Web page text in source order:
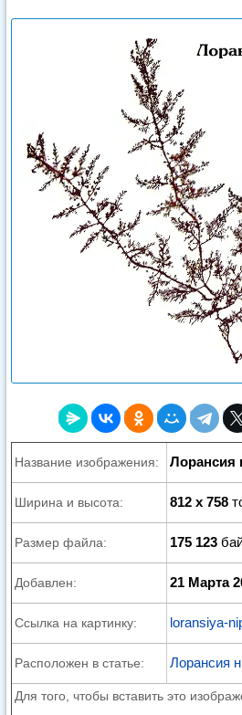
Название изображения: Лорансия
Ширина и высота: 812 x 758
Размер файла: 175 123
Добавлен: 21 Марта
Ссылка на картинку: loransiya-
Расположен в статье: Лорансия
Для того, чтобы вставить это